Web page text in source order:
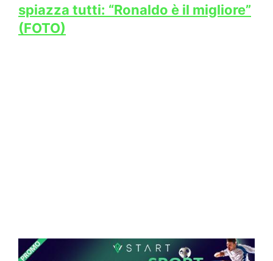
spiazza tutti: “Ronaldo è il migliore”
(FOTO)